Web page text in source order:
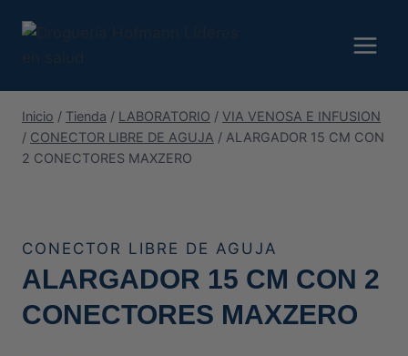
Inicio / Tienda / LABORATORIO / VIA VENOSA E INFUSION
/ CONECTOR LIBRE DE AGUJA / ALARGADOR 15 CM CON
2 CONECTORES MAXZERO
CONECTOR LIBRE DE AGUJA
ALARGADOR 15 CM CON 2
CONECTORES MAXZERO